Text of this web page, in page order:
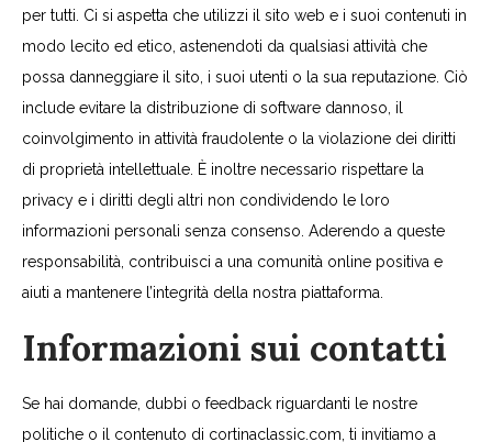
per tutti. Ci si aspetta che utilizzi il sito web e i suoi contenuti in
modo lecito ed etico, astenendoti da qualsiasi attività che
possa danneggiare il sito, i suoi utenti o la sua reputazione. Ciò
include evitare la distribuzione di software dannoso, il
coinvolgimento in attività fraudolente o la violazione dei diritti
di proprietà intellettuale. È inoltre necessario rispettare la
privacy e i diritti degli altri non condividendo le loro
informazioni personali senza consenso. Aderendo a queste
responsabilità, contribuisci a una comunità online positiva e
aiuti a mantenere l’integrità della nostra piattaforma.
Informazioni sui contatti
Se hai domande, dubbi o feedback riguardanti le nostre
politiche o il contenuto di cortinaclassic.com, ti invitiamo a